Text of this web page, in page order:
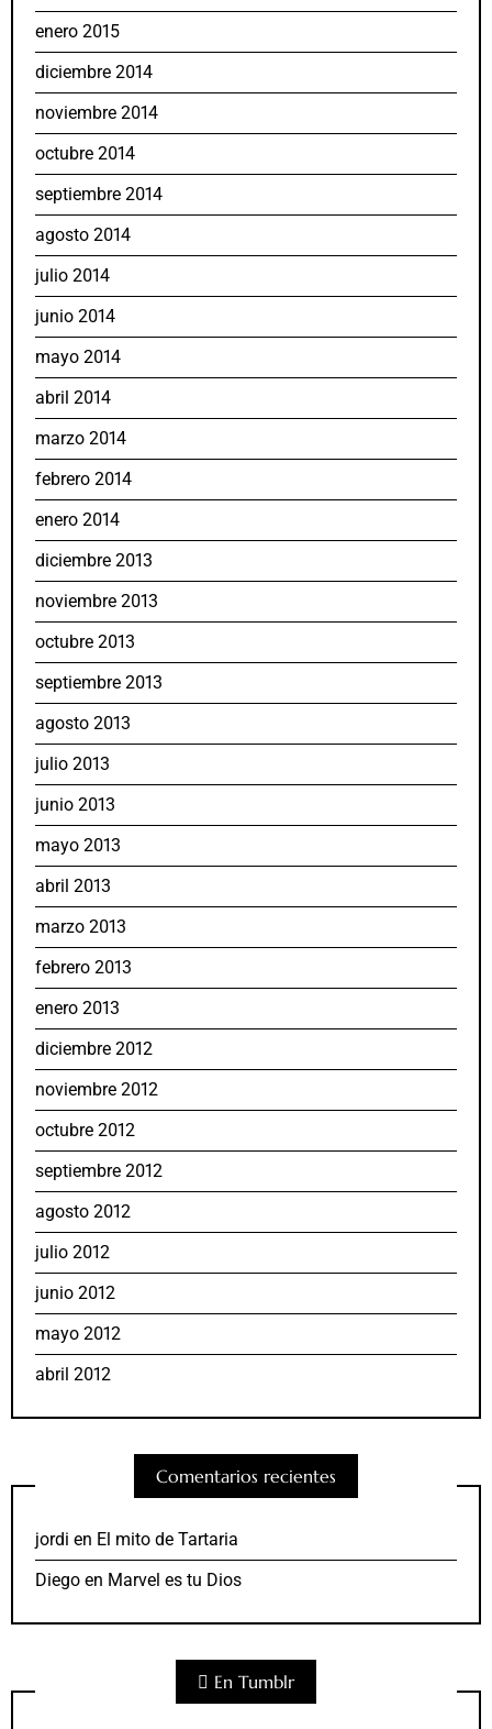
enero 2015
diciembre 2014
noviembre 2014
octubre 2014
septiembre 2014
agosto 2014
julio 2014
junio 2014
mayo 2014
abril 2014
marzo 2014
febrero 2014
enero 2014
diciembre 2013
noviembre 2013
octubre 2013
septiembre 2013
agosto 2013
julio 2013
junio 2013
mayo 2013
abril 2013
marzo 2013
febrero 2013
enero 2013
diciembre 2012
noviembre 2012
octubre 2012
septiembre 2012
agosto 2012
julio 2012
junio 2012
mayo 2012
abril 2012
Comentarios recientes
jordi en El mito de Tartaria
Diego en Marvel es tu Dios
En Tumblr